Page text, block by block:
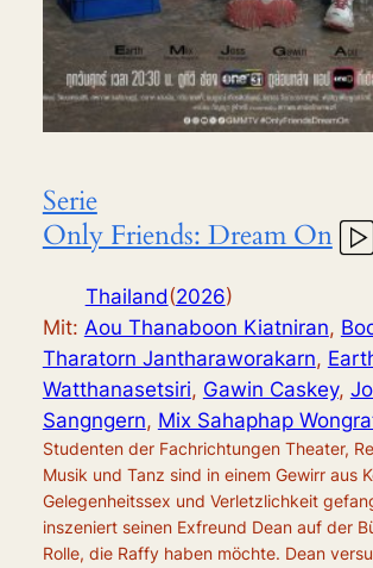
Serie
Only Friends: Dream On
Thailand(2026)
Mit: Aou Thanaboon Kiatniran,
Tharatorn Jantharaworakarn,
Watthanasetsiri, Gawin Caskey,
Sangngern, Mix Sahaphap
Studenten der Fachrichtungen Theater,
Musik und Tanz sind in einem Gewirr aus
Gelegenheitssex und Verletzlichkeit
inszeniert seinen Exfreund Dean auf der
Rolle, die Raffy haben möchte. Dean